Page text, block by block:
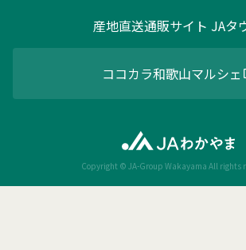
産地直送通販サイト JAタ
ココカラ和歌山マルシェ
Copyright © JA-Group Wakayama All rights